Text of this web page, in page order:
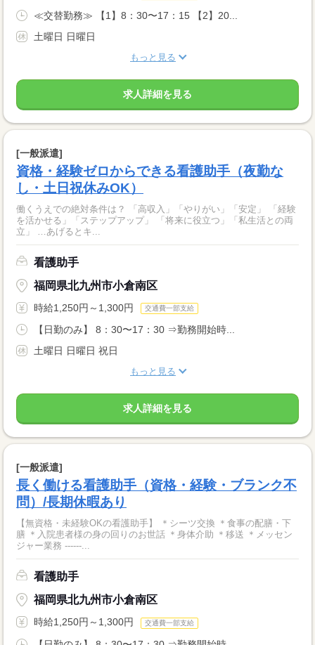
≪交替勤務≫ 【1】8：30〜17：15 【2】20...
土曜日 日曜日
もっと見る
求人詳細を見る
[一般派遣]
資格・経験ゼロからできる看護助手（夜勤な
し・土日祝休みOK）
働くうえでの絶対条件は？ 「高収入」「やりがい」「安定」 「経験
を活かせる」「ステップアップ」 「将来に役立つ」「私生活との両
立」 …あげるとキ...
看護助手
福岡県北九州市小倉南区
時給1,250円～1,300円 交通費一部支給
【日勤のみ】 8：30〜17：30 ⇒勤務開始時...
土曜日 日曜日 祝日
もっと見る
求人詳細を見る
[一般派遣]
長く働ける看護助手（資格・経験・ブランク不
問）/長期休暇あり
【無資格・未経験OKの看護助手】 ＊シーツ交換 ＊食事の配膳・下
膳 ＊入院患者様の身の回りのお世話 ＊身体介助 ＊移送 ＊メッセン
ジャー業務 ------...
看護助手
福岡県北九州市小倉南区
時給1,250円～1,300円 交通費一部支給